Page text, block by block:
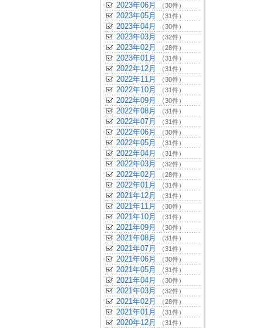
2023年06月 （30件）
2023年05月 （31件）
2023年04月 （30件）
2023年03月 （32件）
2023年02月 （28件）
2023年01月 （31件）
2022年12月 （31件）
2022年11月 （30件）
2022年10月 （31件）
2022年09月 （30件）
2022年08月 （31件）
2022年07月 （31件）
2022年06月 （30件）
2022年05月 （31件）
2022年04月 （31件）
2022年03月 （32件）
2022年02月 （28件）
2022年01月 （31件）
2021年12月 （31件）
2021年11月 （30件）
2021年10月 （31件）
2021年09月 （30件）
2021年08月 （31件）
2021年07月 （31件）
2021年06月 （30件）
2021年05月 （31件）
2021年04月 （30件）
2021年03月 （32件）
2021年02月 （28件）
2021年01月 （31件）
2020年12月 （31件）